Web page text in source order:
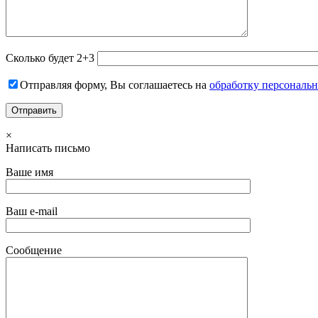
Сколько будет 2+3
Отправляя форму, Вы соглашаетесь на обработку
×
Написать письмо
Ваше имя
Ваш e-mail
Сообщение